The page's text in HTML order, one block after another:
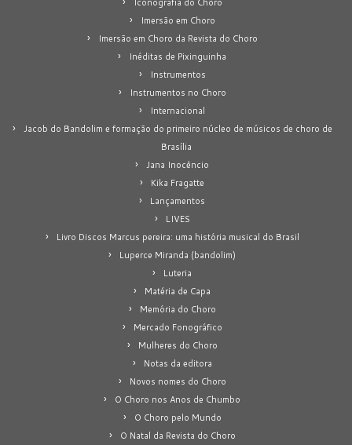
Imersão em Choro
Imersão em Choro da Revista do Choro
Inéditas de Pixinguinha
Instrumentos
Instrumentos no Choro
Internacional
Jacob do Bandolim e formação do primeiro núcleo de músicos de choro de
Brasília
Jana Inocêncio
Kika Fragatte
Lançamentos
LIVES
Livro Discos Marcus pereira: uma história musical do Brasil
Luperce Miranda (bandolim)
Luteria
Matéria de Capa
Memória do Choro
Mercado Fonográfico
Mulheres do Choro
Notas da editora
Novos nomes do Choro
O Choro nos Anos de Chumbo
O Choro pelo Mundo
O Natal da Revista do Choro